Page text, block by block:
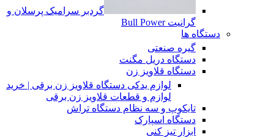
گردبر سرامیک پرسلان و
گرانیت Bull Power
دستگاه ها
گیره صنعتی
دستگاه دریل مگنت
دستگاه قلاویز زن
لوازم یدکی دستگاه قلاویز زن برقی | خرید
لوازم و قطعات قلاویز زن برقی
تایکوپ و سه نظام دستگاه تراش
دستگاه اسپارک
ابزار تیز کنی